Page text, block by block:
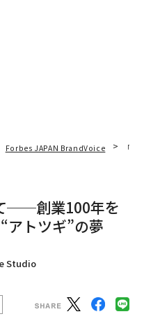
Forbes JAPAN BrandVoice 「
──創業100年を
アトツギ”の夢
Studio